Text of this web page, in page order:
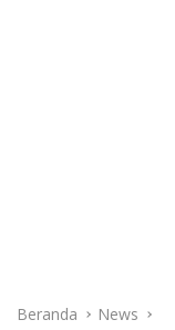
Beranda News